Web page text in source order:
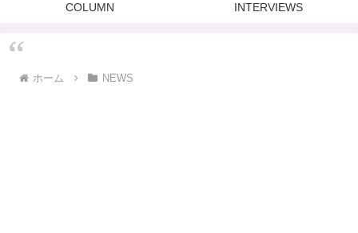
COLUMN INTERVIEWS
ホーム NEWS